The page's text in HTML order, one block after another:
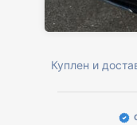
Куплен и